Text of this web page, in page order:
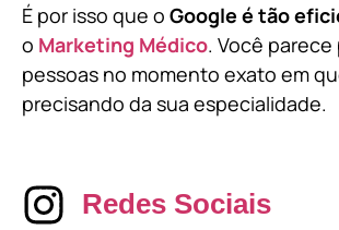
É por isso que o Google é tão
o Marketing Médico. Você parece
pessoas no momento exato em
precisando da sua especialidade.
Redes Sociais